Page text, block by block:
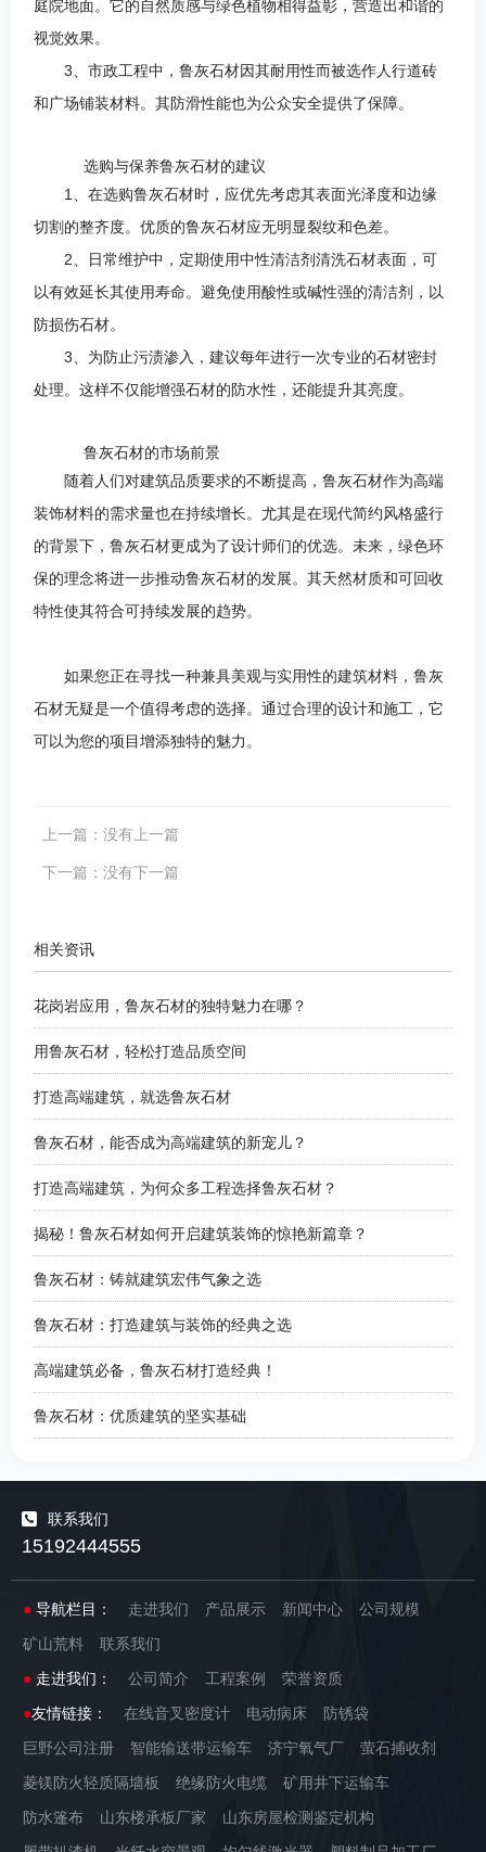
庭院地面。它的自然质感与绿色植物相得益彰，营造出和谐的
视觉效果。
3、市政工程中，鲁灰石材因其耐用性而被选作人行道砖
和广场铺装材料。其防滑性能也为公众安全提供了保障。
选购与保养鲁灰石材的建议
1、在选购鲁灰石材时，应优先考虑其表面光泽度和边缘
切割的整齐度。优质的鲁灰石材应无明显裂纹和色差。
2、日常维护中，定期使用中性清洁剂清洗石材表面，可
以有效延长其使用寿命。避免使用酸性或碱性强的清洁剂，以
防损伤石材。
3、为防止污渍渗入，建议每年进行一次专业的石材密封
处理。这样不仅能增强石材的防水性，还能提升其亮度。
鲁灰石材的市场前景
随着人们对建筑品质要求的不断提高，鲁灰石材作为高端
装饰材料的需求量也在持续增长。尤其是在现代简约风格盛行
的背景下，鲁灰石材更成为了设计师们的优选。未来，绿色环
保的理念将进一步推动鲁灰石材的发展。其天然材质和可回收
特性使其符合可持续发展的趋势。
如果您正在寻找一种兼具美观与实用性的建筑材料，鲁灰
石材无疑是一个值得考虑的选择。通过合理的设计和施工，它
可以为您的项目增添独特的魅力。
上一篇：没有上一篇
下一篇：没有下一篇
相关资讯
花岗岩应用，鲁灰石材的独特魅力在哪？
用鲁灰石材，轻松打造品质空间
打造高端建筑，就选鲁灰石材
鲁灰石材，能否成为高端建筑的新宠儿？
打造高端建筑，为何众多工程选择鲁灰石材？
揭秘！鲁灰石材如何开启建筑装饰的惊艳新篇章？
鲁灰石材：铸就建筑宏伟气象之选
鲁灰石材：打造建筑与装饰的经典之选
高端建筑必备，鲁灰石材打造经典！
鲁灰石材：优质建筑的坚实基础
联系我们
15192444555
●导航栏目： 走进我们 产品展示 新闻中心
公司规模
矿山荒料
联系我们
●走进我们： 公司简介 工程案例
荣誉资质
●友情链接： 在线音叉密度计 电动病床
防锈袋
巨野公司注册
智能输送带运输车 济宁氧气厂
萤石捕收剂
菱镁防火轻质隔墙板
绝缘防火电缆
矿用井下运输车
防水篷布
山东楼承板厂家
山东房屋检测鉴定机构